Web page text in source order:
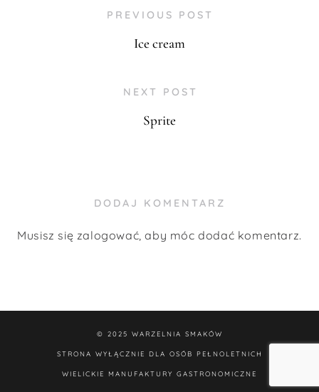
PREVIOUS POST
Ice cream
NEXT POST
Sprite
DODAJ KOMENTARZ
Musisz się zalogować , aby móc dodać komentarz.
© 2025 WARZELNIA SMAKÓW
STRONA WYŁĄCZNIE DLA OSÓB PEŁNOLETNICH
WIELICKIE MANUFAKTURY GASTRONOMICZNE